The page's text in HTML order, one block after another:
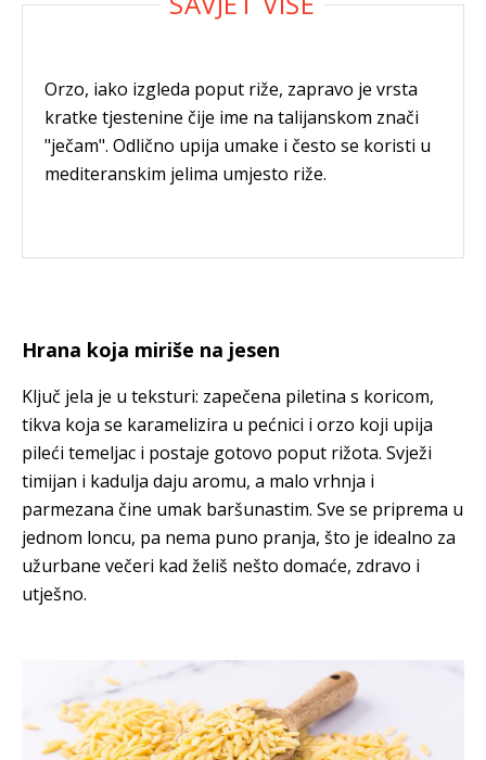
Orzo, iako izgleda poput riže, zapravo je vrsta
kratke tjestenine čije ime na talijanskom znači
"ječam". Odlično upija umake i često se koristi u
mediteranskim jelima umjesto riže.
Hrana koja miriše na jesen
Ključ jela je u teksturi: zapečena piletina s koricom,
tikva koja se karamelizira u pećnici i orzo koji upija
pileći temeljac i postaje gotovo poput rižota. Svježi
timijan i kadulja daju aromu, a malo vrhnja i
parmezana čine umak baršunastim. Sve se priprema u
jednom loncu, pa nema puno pranja, što je idealno za
užurbane večeri kad želiš nešto domaće, zdravo i
utješno.